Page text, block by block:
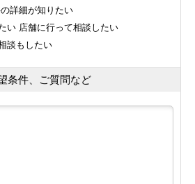
詳細が知りたい
い 店舗に行って相談したい
談もしたい
条件、ご質問など